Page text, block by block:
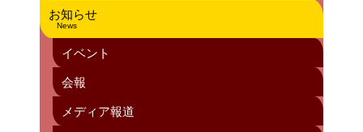
お知らせ
News
イベント
会報
メディア報道